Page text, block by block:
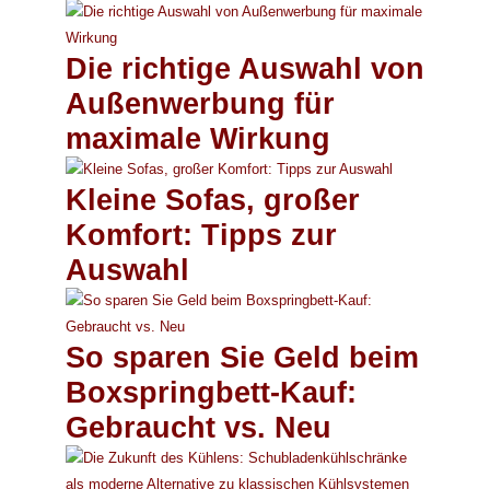
Die richtige Auswahl von
Außenwerbung für
maximale Wirkung
Kleine Sofas, großer
Komfort: Tipps zur
Auswahl
So sparen Sie Geld beim
Boxspringbett-Kauf:
Gebraucht vs. Neu